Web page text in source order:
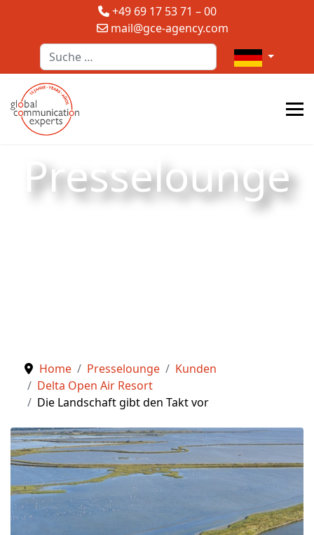
+49 69 17 53 71 – 00
mail@gce-agency.com
Suchen
Sprache
Presselounge
Home Presselounge
Kunden
Delta Open Air Resort
Die Landschaft gibt den Takt vor